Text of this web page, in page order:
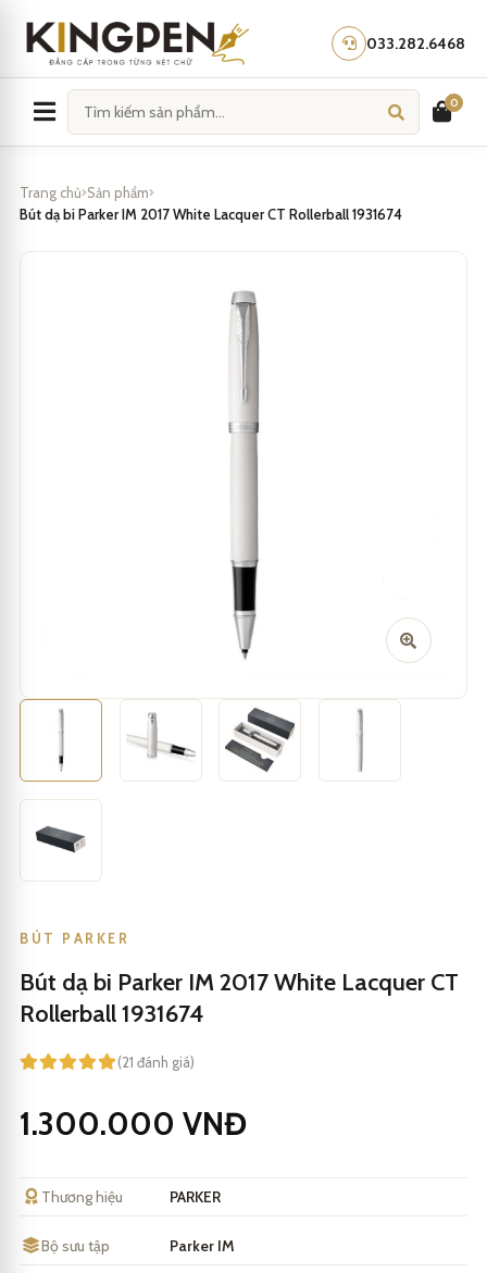
content
033.282.6468
0
Trang chủ Sản phẩm
Bút dạ bi Parker IM 2017 White Lacquer CT Rollerball 1931674
BÚT PARKER
Bút dạ bi Parker IM 2017 White Lacquer CT
Rollerball 1931674
(21 đánh giá)
1.300.000 VNĐ
Thương hiệu PARKER
Bộ sưu tập Parker IM